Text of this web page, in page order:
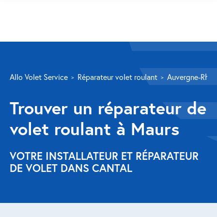
Volet roulant
Réparation
Volet roulant Velux
Réparation store banne
Allo Volet Service Réparateur volet roulant Auvergne-
Trouver un réparateur de
volet roulant à Maurs
VOTRE INSTALLATEUR ET RÉPARATEUR
DE VOLET DANS CANTAL